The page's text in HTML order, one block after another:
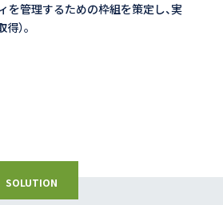
を管理するための枠組を策定し、実
）。
SOLUTION